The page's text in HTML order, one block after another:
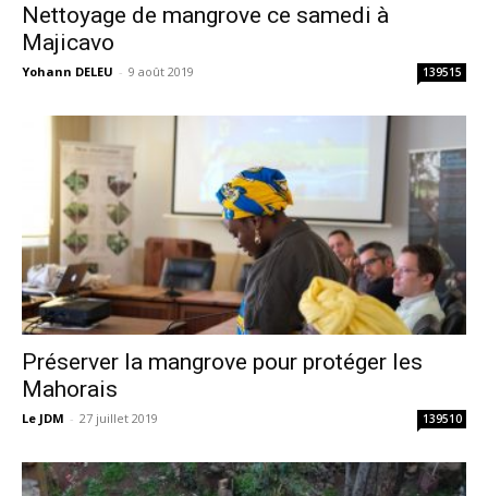
Nettoyage de mangrove ce samedi à
Majicavo
Yohann DELEU - 9 août 2019 139515
Préserver la mangrove pour protéger les
Mahorais
Le JDM - 27 juillet 2019 139510